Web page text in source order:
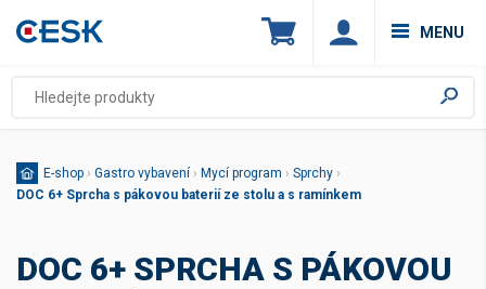
MENU
E-shop › Gastro vybavení › Mycí program › Sprchy ›
DOC 6+ Sprcha s pákovou baterií ze stolu a s ramínkem
DOC 6+ SPRCHA S PÁKOVOU